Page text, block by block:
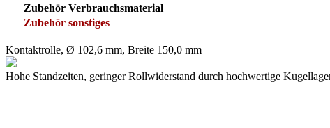
Zubehör Verbrauchsmaterial
Zubehör sonstiges
Kontaktrolle, Ø 102,6 mm, Breite 150,0 mm
Hohe Standzeiten, geringer Rollwiderstand durch hochwertige